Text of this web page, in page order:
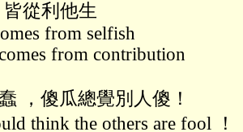
從利他生
from selfish
from contribution
，傻瓜總覺別人傻！
think the others are fool ！